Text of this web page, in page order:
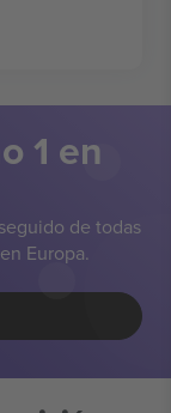
1 en
de todas
Europa.